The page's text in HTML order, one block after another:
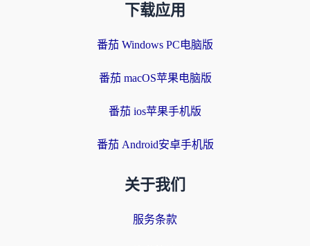
下载应用
番茄 Windows PC电脑版
番茄 macOS苹果电脑版
番茄 ios苹果手机版
番茄 Android安卓手机版
关于我们
服务条款